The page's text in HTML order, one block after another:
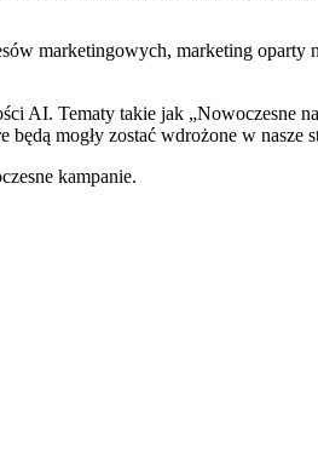
marketingowych, marketing oparty
AI. Tematy takie jak „Nowoczesne
mogły zostać wdrożone w nasze
kampanie.